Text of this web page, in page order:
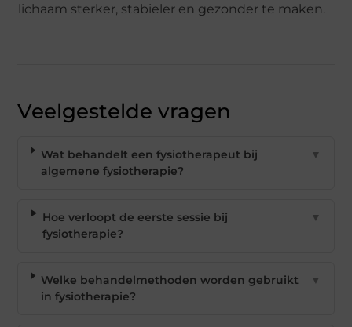
lichaam sterker, stabieler en gezonder te maken.
Veelgestelde vragen
Wat behandelt een fysiotherapeut bij
algemene fysiotherapie?
▼
Hoe verloopt de eerste sessie bij
fysiotherapie?
▼
Welke behandelmethoden worden gebruikt
in fysiotherapie?
▼